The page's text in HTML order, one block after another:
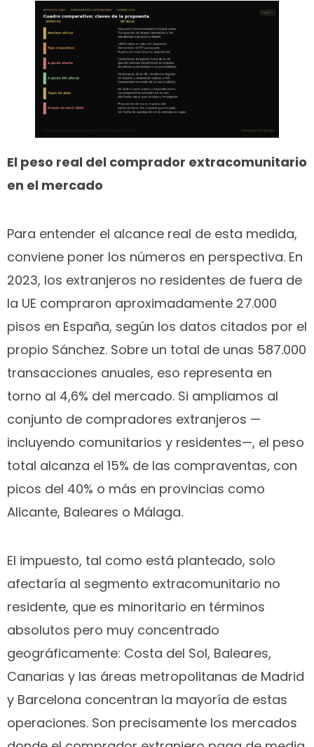
El peso real del comprador extracomunitario
en el mercado
Para entender el alcance real de esta medida,
conviene poner los números en perspectiva. En
2023, los extranjeros no residentes de fuera de
la UE compraron aproximadamente 27.000
pisos en España, según los datos citados por el
propio Sánchez. Sobre un total de unas 587.000
transacciones anuales, eso representa en
torno al 4,6% del mercado. Si ampliamos al
conjunto de compradores extranjeros —
incluyendo comunitarios y residentes—, el peso
total alcanza el 15% de las compraventas, con
picos del 40% o más en provincias como
Alicante, Baleares o Málaga.
El impuesto, tal como está planteado, solo
afectaría al segmento extracomunitario no
residente, que es minoritario en términos
absolutos pero muy concentrado
geográficamente: Costa del Sol, Baleares,
Canarias y las áreas metropolitanas de Madrid
y Barcelona concentran la mayoría de estas
operaciones. Son precisamente los mercados